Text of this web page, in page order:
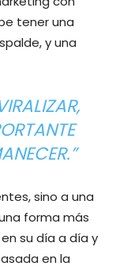
tener una
y una
sino a una
forma más
su día a día y
en la